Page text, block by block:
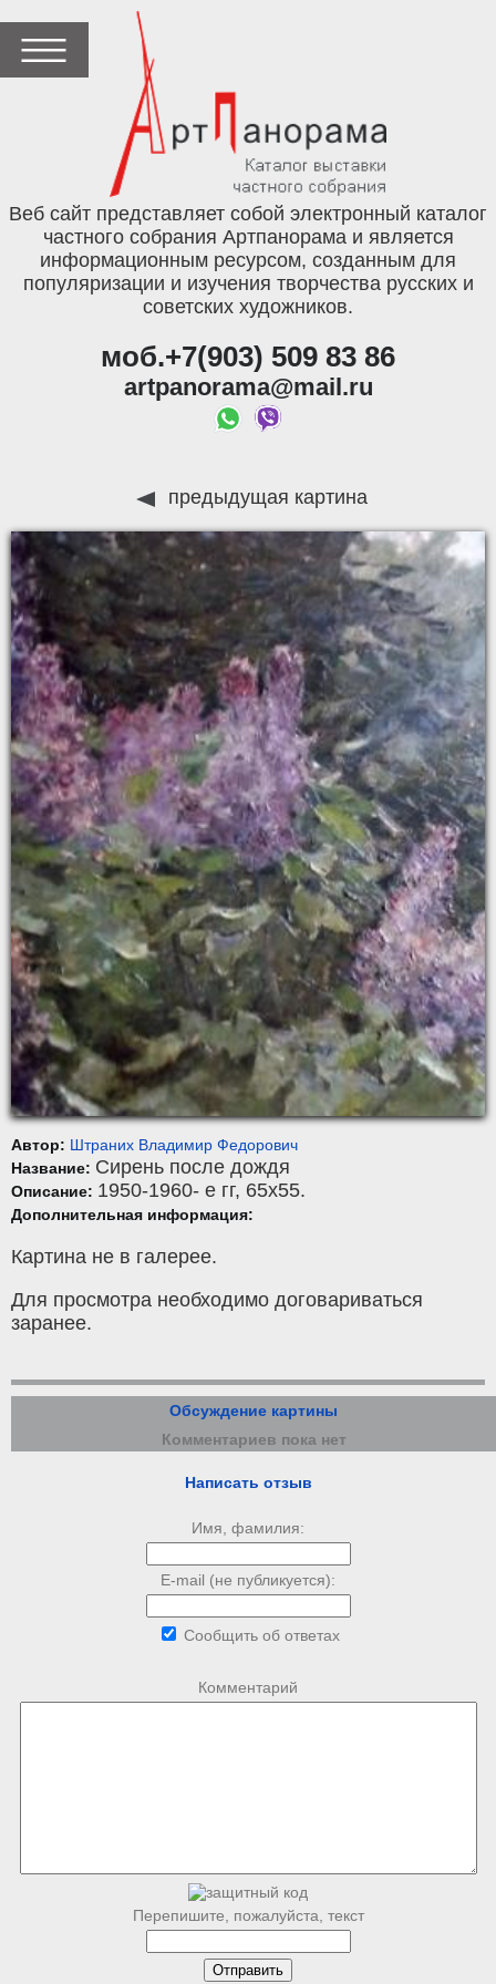
Веб сайт представляет собой электронный каталог
частного собрания Артпанорама и является
информационным ресурсом, созданным для
популяризации и изучения творчества русских и
советских художников.
моб.+7(903) 509 83 86
artpanorama@mail.ru
предыдущая картина
Автор: Штраних Владимир Федорович
Название: Сирень после дождя
Описание: 1950-1960- е гг, 65x55.
Дополнительная информация:
Картина не в галерее.
Для просмотра необходимо договариваться
заранее.
Обсуждение картины
Комментариев пока нет
Написать отзыв
Имя, фамилия:
E-mail (не публикуется):
Сообщить об ответах
Комментарий
Перепишите, пожалуйста, текст